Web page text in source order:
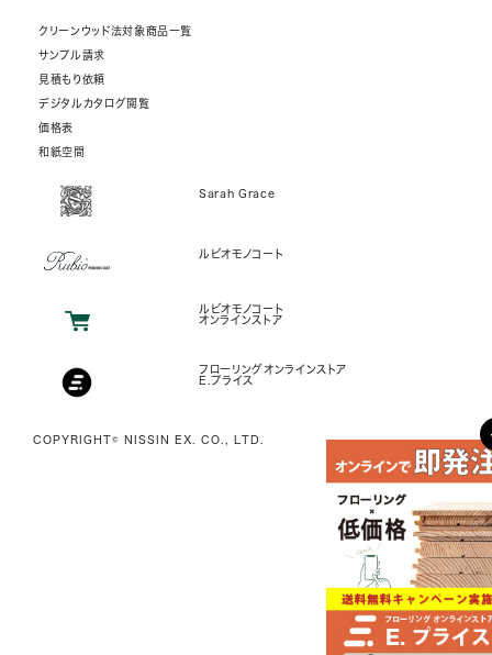
クリーンウッド法対象商品一覧
サンプル請求
見積もり依頼
デジタルカタログ閲覧
価格表
和紙空間
Sarah Grace
ルビオモノコート
ルビオモノコート
オンラインストア
フローリングオンラインストア
E.プライス
COPYRIGHT© NISSIN EX. CO., LTD.